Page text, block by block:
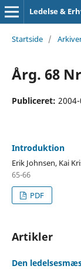
Ledelse &
Startside /
Årg. 68
Publiceret:
Introduktion
Erik Johnsen, Kai
65-66
PDF
Artikler
Den